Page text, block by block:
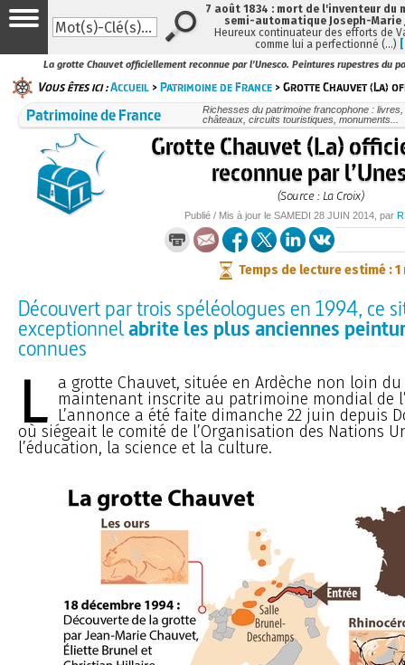
La grotte Chauvet officiellement reconnue par l’Unesco. Peintures rupestres du
Vous êtes ici :Accueil >Patrimoine de France > Grotte Chauvet (La)
Patrimoine de France
Richesses du patrimoine francophone :
châteaux, circuits touristiques, monuments...
Grotte Chauvet (La)
reconnue par
(Source : La Croix)
Publié / Mis à jour leSAMEDI 28 JUIN 2014 , par
Temps de lecture estimé : 1
Découvert par trois spéléologues en 1994, ce
exceptionnelabrite les plus anciennes
connues
L a grotte Chauvet, située en Ardèche non loin du
maintenant inscrite au patrimoine mondial de
L’annonce a été faite dimanche 22 juin depuis
où siégeait le comité de l’Organisation des Nations
l’éducation, la science et la culture.
7 août 1834 : mort de l'inventeur du
semi-automatique Joseph-Marie
Heureux continuateur des efforts de
comme lui a perfectionné (…)